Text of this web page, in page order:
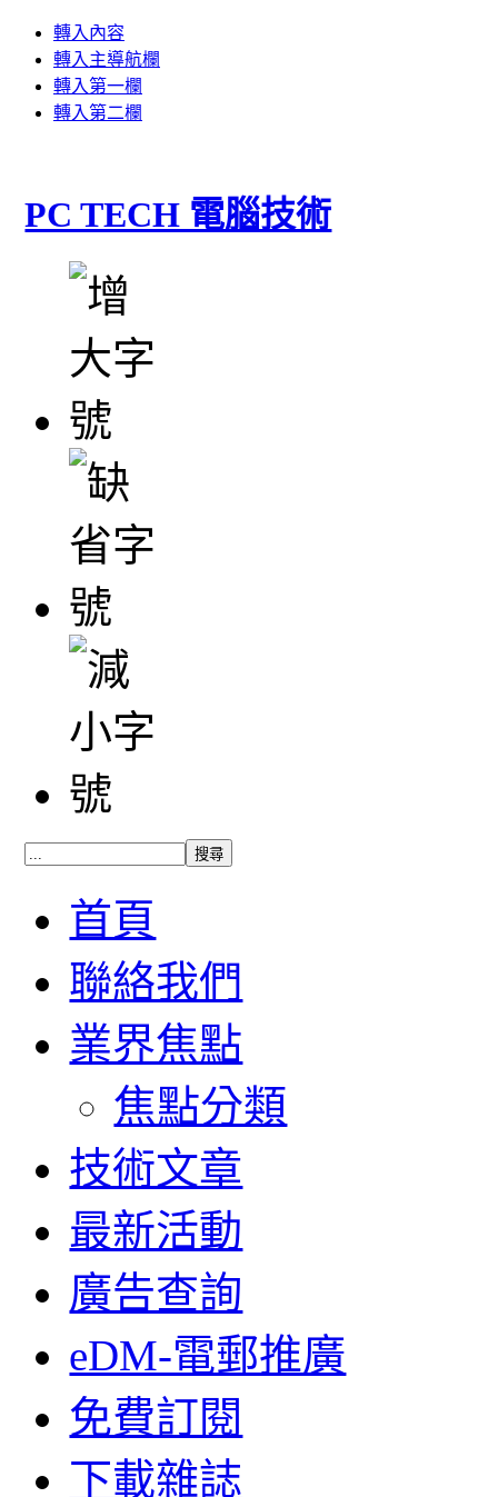
轉入內容
轉入主導航欄
轉入第一欄
轉入第二欄
PC TECH 電腦技術
首頁
聯絡我們
業界焦點
焦點分類
技術文章
最新活動
廣告查詢
eDM-電郵推廣
免費訂閱
下載雜誌